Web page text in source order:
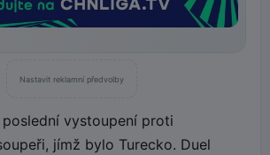
Nastavit reklamní předvolby
vystoupení proti
jímž bylo Turecko. Duel